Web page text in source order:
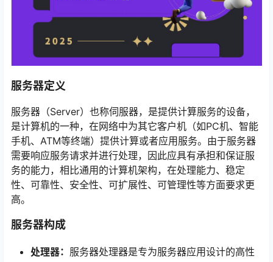
服务器定义
服务器（Server）也称伺服器，是提供计算服务的设备，
是计算机的一种，在网络中为其它客户机（如PC机、智能
手机、ATM等终端）提供计算或者应用服务。由于服务器
需要响应服务请求并进行处理，因此应具有承担和保证服
务的能力，相比通用的计算机架构，在处理能力、稳定
性、可靠性、安全性、可扩展性、可管理性等方面要求更
高。
服务器构成
处理器： 服务器处理器是专为服务器应用设计的高性